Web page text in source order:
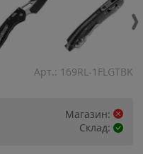
Арт.: 169RL-1FLGTBK
Магазин:
Склад: